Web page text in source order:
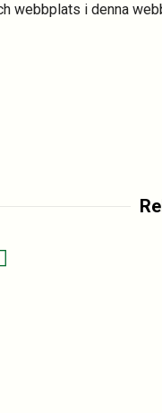
webbplats i denna